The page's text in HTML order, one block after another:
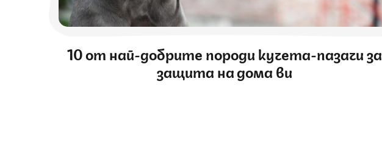
10 от най-добрите породи кучета-пазачи за
защита на дома ви